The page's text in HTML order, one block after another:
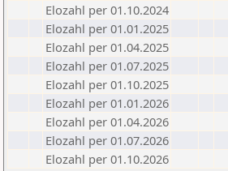
Elozahl per 01.10.2024
Elozahl per 01.01.2025
Elozahl per 01.04.2025
Elozahl per 01.07.2025
Elozahl per 01.10.2025
Elozahl per 01.01.2026
Elozahl per 01.04.2026
Elozahl per 01.07.2026
Elozahl per 01.10.2026